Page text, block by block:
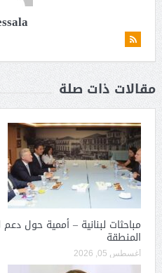
مقالات ذات صلة
مباحثات لبنانية – أممية حول
المنطقة
أغسطس 05, 2026